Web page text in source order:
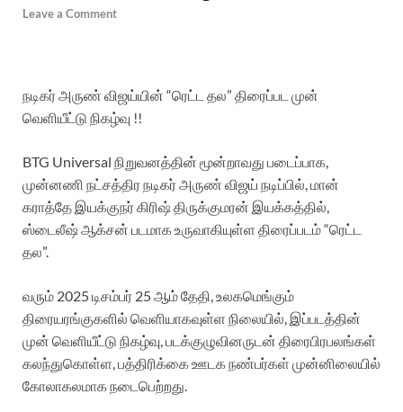
Leave a Comment
நடிகர் அருண் விஜய்யின் “ரெட்ட தல” திரைப்பட முன்
வெளியீட்டு நிகழ்வு !!
BTG Universal நிறுவனத்தின் மூன்றாவது படைப்பாக,
முன்னணி நட்சத்திர நடிகர் அருண் விஜய் நடிப்பில், மான்
கராத்தே இயக்குநர் கிரிஷ் திருக்குமரன் இயக்கத்தில்,
ஸ்டைலீஷ் ஆக்சன் படமாக உருவாகியுள்ள திரைப்படம் “ரெட்ட
தல”.
வரும் 2025 டிசம்பர் 25 ஆம் தேதி, உலகமெங்கும்
திரையரங்குகளில் வெளியாகவுள்ள நிலையில், இப்படத்தின்
முன் வெளியீட்டு நிகழ்வு, படக்குழுவினருடன் திரைபிரபலங்கள்
கலந்துகொள்ள, பத்திரிக்கை ஊடக நண்பர்கள் முன்னிலையில்
கோலாகலமாக நடைபெற்றது.